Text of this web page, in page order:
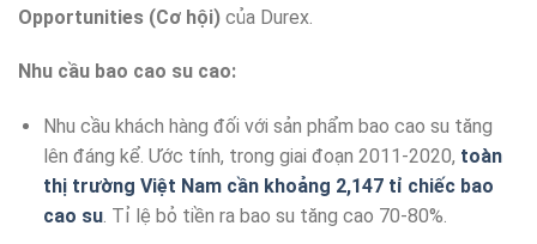
Opportunities (Cơ hội) của Durex.
Nhu cầu bao cao su cao:
Nhu cầu khách hàng đối với sản phẩm bao cao su tăng
lên đáng kể. Ước tính, trong giai đoạn 2011-2020, toàn
thị trường Việt Nam cần khoảng 2,147 tỉ chiếc bao
cao su. Tỉ lệ bỏ tiền ra bao su tăng cao 70-80%.